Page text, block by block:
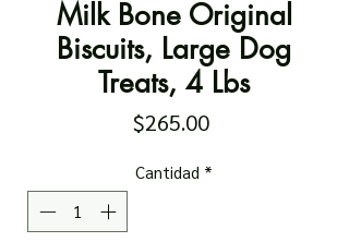
Milk Bone Original
Biscuits, Large Dog
Treats, 4 Lbs
$265.00Precio
Cantidad *